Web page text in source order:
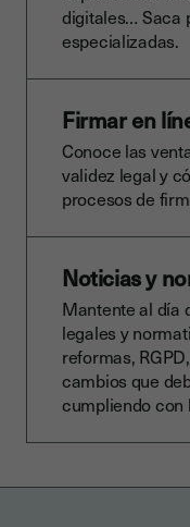
digitales… Saca
especializadas.
Firmar en
Conoce las
validez legal y
procesos de
Noticias y
Mantente al día
legales y
reformas,
cambios que
cumpliendo con